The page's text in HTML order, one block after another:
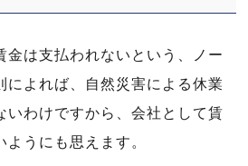
金は支払われないという、ノー
によれば、自然災害による休業
いわけですから、会社として賃
うにも思えます。